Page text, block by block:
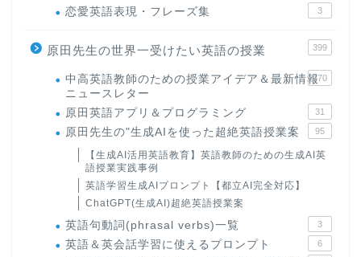
恋愛英語表現・フレーズ集 3
原田先生の世界一受けたい英語の授業 399
中高英語教師のための授業アイデア＆最新情報
ニュースレター
170
原田英語アプリ＆プログラミング 31
原田先生の"生成AIを使った超絶英語授業案 95
【生成AI活用英語教育】英語教師のための生成AI英
語授業実践事例
英語学習生成AIプロンプト【都立AI完全対応】
ChatGPT(生成AI)超絶英語授業案
英語句動詞(phrasal verbs)一覧 3
英語＆英会話学習に使えるプロンプト 6